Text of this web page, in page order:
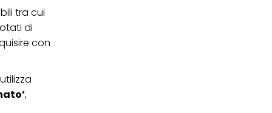
tra cui
di
con
,
cookie e consentirli
e al trattamento dei
tecnicamente